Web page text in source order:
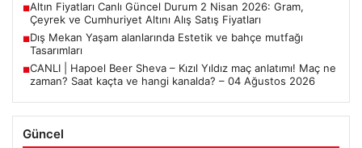
■Altın Fiyatları Canlı Güncel Durum 2 Nisan 2026: Gram,
Çeyrek ve Cumhuriyet Altını Alış Satış Fiyatları
■Dış Mekan Yaşam alanlarında Estetik ve bahçe mutfağı
Tasarımları
■CANLI | Hapoel Beer Sheva – Kızıl Yıldız maç anlatımı! Maç ne
zaman? Saat kaçta ve hangi kanalda? – 04 Ağustos 2026
Güncel